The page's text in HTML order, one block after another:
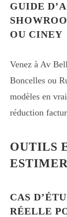
GUIDE
OU CINEY
Venez à Av
Boncelles ou
modèles en
réduction
OUTILS
CAS
RÉELLE